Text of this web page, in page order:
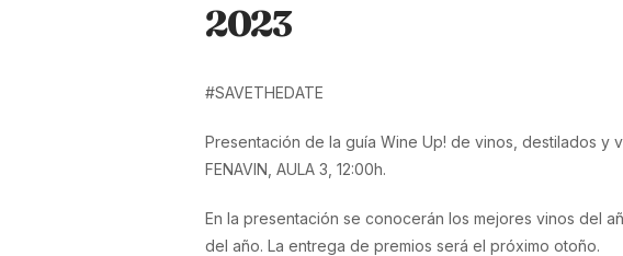
2023
#SAVETHEDATE
Presentación de la guía Wine Up! de vinos, destilados y
FENAVIN, AULA 3, 12:00h.
En la presentación se conocerán los mejores vinos del
del año. La entrega de premios será el próximo otoño.